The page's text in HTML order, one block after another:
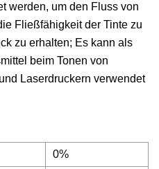
werden, um den Fluss von
Fließfähigkeit der Tinte zu
zu erhalten; Es kann als
beim Tonen von
Laserdruckern verwendet
0%